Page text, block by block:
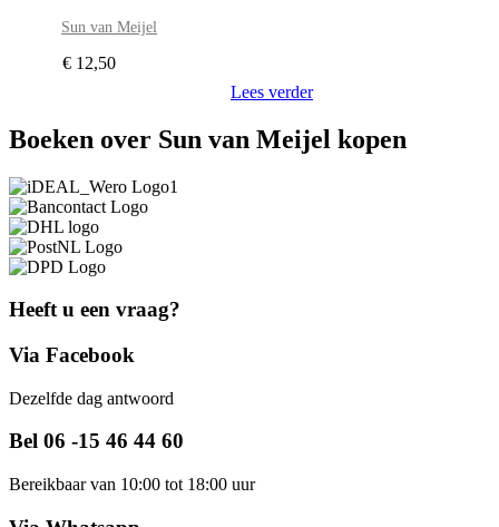
Sun van Meijel
€ 12,50
Lees verder
Boeken over Sun van Meijel kopen
Heeft u een vraag?
Via Facebook
Dezelfde dag antwoord
Bel 06 -15 46 44 60
Bereikbaar van 10:00 tot 18:00 uur